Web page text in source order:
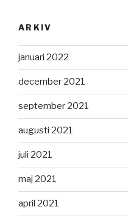
ARKIV
januari 2022
december 2021
september 2021
augusti 2021
juli 2021
maj 2021
april 2021